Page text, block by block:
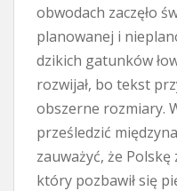
obwodach zaczęło
planowanej i
dzikich gatunków
rozwijał, bo tekst
obszerne rozmiary.
prześledzić
zauważyć, że
który pozbawił się